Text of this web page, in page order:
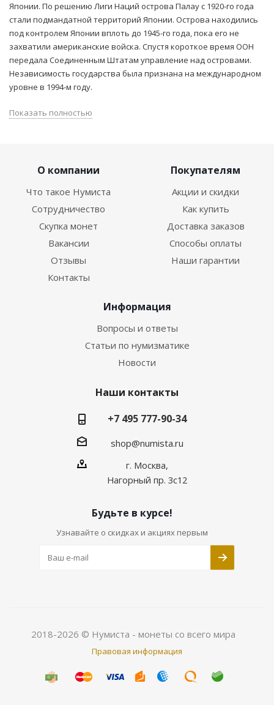
Японии. По решению Лиги Наций острова Палау с 1920-го года
стали подмандатной территорий Японии. Острова находились
под контролем Японии вплоть до 1945-го года, пока его не
захватили американские войска. Спустя короткое время ООН
передала Соединенным Штатам управление над островами.
Независимость государства была признана на международном
уровне в 1994-м году.
Показать полностью
О компании
Что такое Нумиста
Сотрудничество
Скупка монет
Вакансии
Отзывы
Контакты
Покупателям
Акции и скидки
Как купить
Доставка заказов
Способы оплаты
Наши гарантии
Информация
Вопросы и ответы
Статьи по нумизматике
Новости
Наши контакты
+7 495 777-90-34
shop@numista.ru
г. Москва,
Нагорный пр. 3с12
Будьте в курсе!
Узнавайте о скидках и акциях первым
2018-2026 © Нумиста - монеты со всего мира
Правовая информация